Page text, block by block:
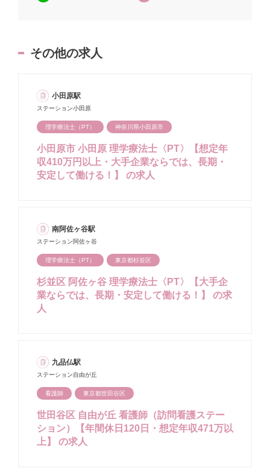
その他の求人
小田原駅
ステーション小田原
理学療法士（PT） 神奈川県小田原市
小田原市 小田原 理学療法士〈PT〉【想定年
収410万円以上・大手企業ならでは、長期・
安定して働ける！】 の求人
南阿佐ヶ谷駅
ステーション阿佐ヶ谷
理学療法士（PT） 東京都杉並区
杉並区 阿佐ヶ谷 理学療法士〈PT〉【大手企
業ならでは、長期・安定して働ける！】 の求
人
九品仏駅
ステーション自由が丘
看護師 東京都世田谷区
世田谷区 自由が丘 看護師（訪問看護ステー
ション）【年間休日120日・想定年収471万以
上】 の求人